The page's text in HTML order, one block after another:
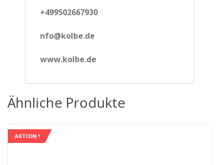
+499502667930
nfo@kolbe.de
www.kolbe.de
Ähnliche Produkte
AKTION !